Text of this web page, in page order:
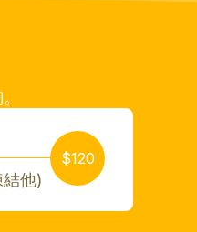
$120
他)